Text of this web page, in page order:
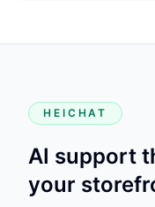
HEICHAT
AI support
your